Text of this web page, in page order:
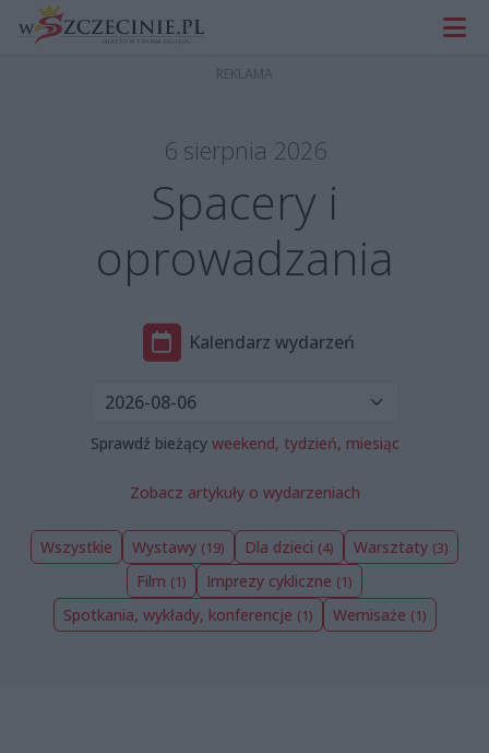
6 sierpnia 2026
Spacery i
oprowadzania
Kalendarz wydarzeń
Sprawdź bieżący weekend, tydzień, miesiąc
Zobacz artykuły o wydarzeniach
Wszystkie Wystawy (19) Dla dzieci (4) Warsztaty (3)
Film (1) Imprezy cykliczne (1)
Spotkania, wykłady, konferencje (1) Wernisaże (1)